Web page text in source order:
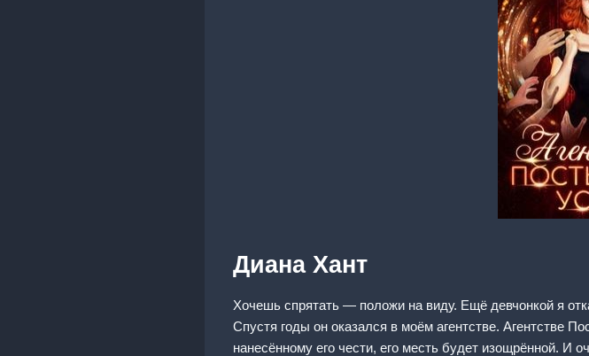
Диана Хант
Хочешь спрятать — положи на виду. Ещё девчонкой я
Спустя годы он оказался в моём агентстве. Агентстве
нанесённому его чести, его месть будет изощрённой. И